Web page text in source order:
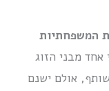
המשפחתיות
מבני הזוג
אולם ישנם